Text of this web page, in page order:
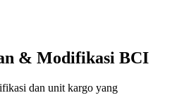
& Modifikasi BCI
dan unit kargo yang